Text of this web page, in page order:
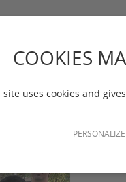
COOKIES
site uses cookies and
PERSONALIZE